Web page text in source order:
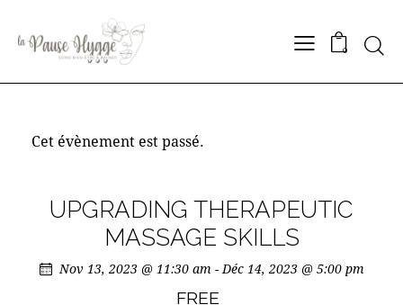
0
Cet évènement est passé.
UPGRADING THERAPEUTIC
MASSAGE SKILLS
Nov 13, 2023 @ 11:30 am -Déc 14, 2023 @ 5:00 pm
FREE